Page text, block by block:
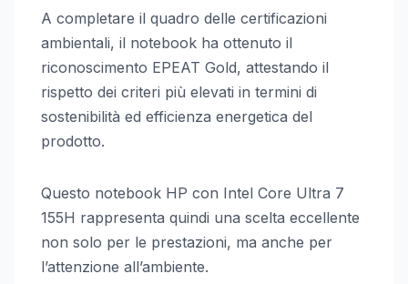
A completare il quadro delle certificazioni
ambientali, il notebook ha ottenuto il
riconoscimento EPEAT Gold, attestando il
rispetto dei criteri più elevati in termini di
sostenibilità ed efficienza energetica del
prodotto.
Questo notebook HP con Intel Core Ultra 7
155H rappresenta quindi una scelta eccellente
non solo per le prestazioni, ma anche per
l’attenzione all’ambiente.